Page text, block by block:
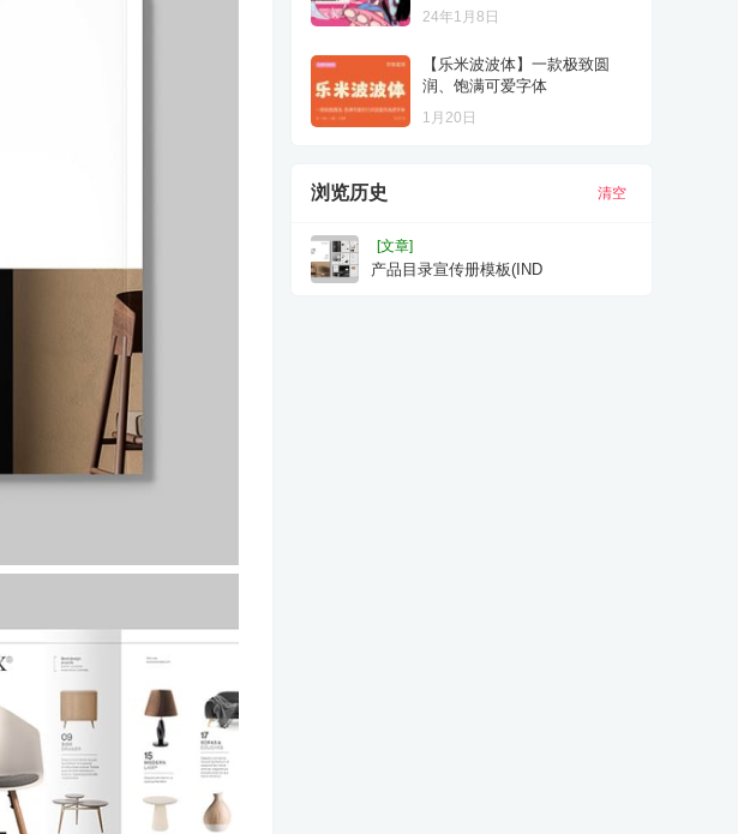
24年1月8日
【乐米波波体】一款极致圆
润、饱满可爱字体
1月20日
浏览历史 清空
[文章]
产品目录宣传册模板(IND